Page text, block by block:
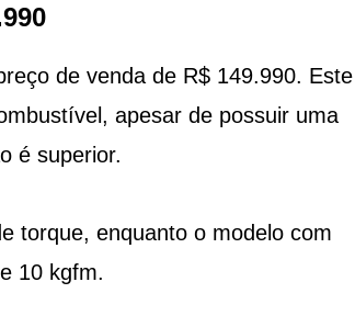
de venda de R$ 149.990. Este
apesar de possuir uma
é superior.
torque, enquanto o modelo com
10 kgfm.